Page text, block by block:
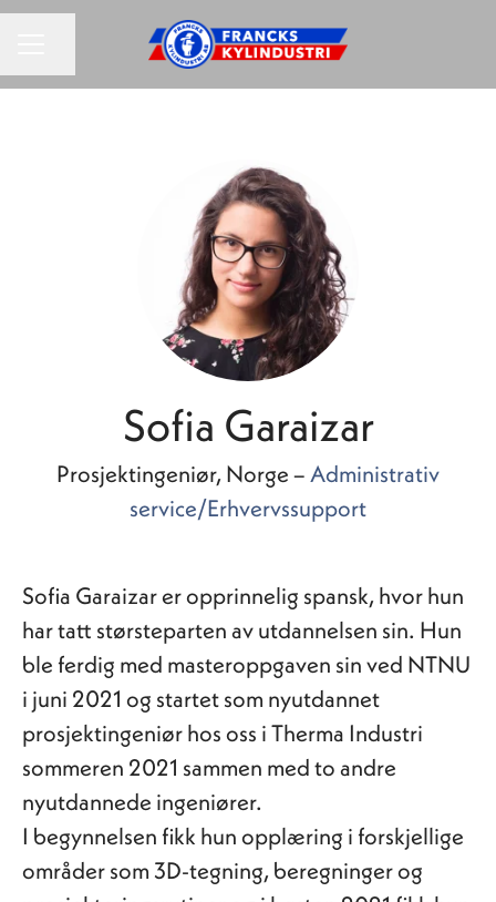
Sofia Garaizar
Prosjektingeniør, Norge –Administrativ
service/Erhvervssupport
Sofia Garaizar er opprinnelig spansk, hvor hun
har tatt størsteparten av utdannelsen sin. Hun
ble ferdig med masteroppgaven sin ved NTNU
i juni 2021 og startet som nyutdannet
prosjektingeniør hos oss i Therma Industri
sommeren 2021 sammen med to andre
nyutdannede ingeniører.
I begynnelsen fikk hun opplæring i forskjellige
områder som 3D-tegning, beregninger og